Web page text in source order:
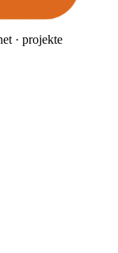
· projekte